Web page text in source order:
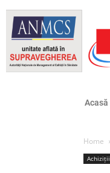
Acasă
Home
Achiziții